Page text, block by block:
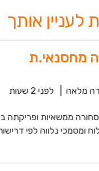
מלאה לפני 2 שעות
ממשאיות
ומסמכי נלווה לפי